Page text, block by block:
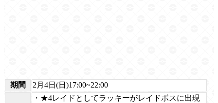
期間 2月4日(日)17:00~22:00
・★4レイドとしてラッキーがレイドボスに出現